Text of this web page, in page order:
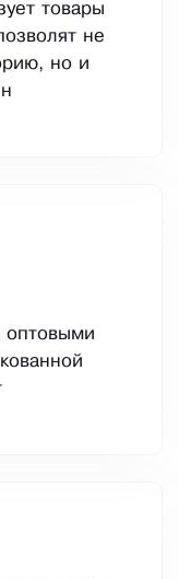
товары
не
но и
оптовыми